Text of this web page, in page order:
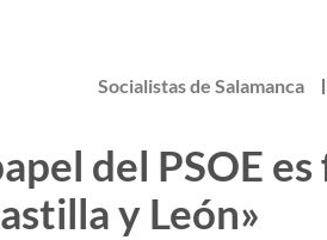
Socialistas de Salamanca
del PSOE
y León»